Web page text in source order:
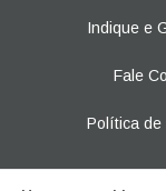
Indique e
Fale
Política de